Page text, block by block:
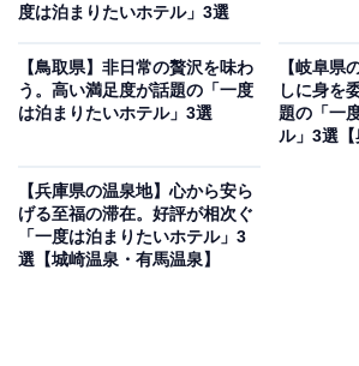
脇田温泉 楠水閣（画像：「脇田温泉 楠水閣」公式
「脇田温泉 楠水閣」は、犬鳴川のほ
りの宿」です。男女合わせて9種の露
「湯乃禅の里」が自慢で、「庄助の湯
「一品一喜」を大切に、地元の旬の幸
理が提供され、心尽くしのおもてなし
度は泊まりたいホテル」3選
【鳥取県】非日常の贅沢を味わ
う。高い満足度が話題の「一度
は泊まりたいホテル」3選
【岐阜県
しに身を
題の「一
ル」3選【
【兵庫県の温泉地】心から安ら
げる至福の滞在。好評が相次ぐ
「一度は泊まりたいホテル」3
選【城崎温泉・有馬温泉】